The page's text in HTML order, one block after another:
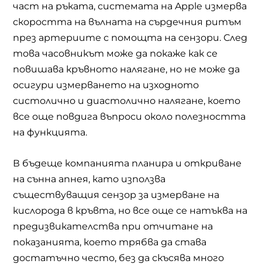
част на ръката, системата на Apple измерва
скоростта на вълната на сърдечния ритъм
през артериите с помощта на сензори. След
това часовникът може да покаже как се
повишава кръвното налягане, но не може да
осигури измерването на изходното
систолично и диастолично налягане, което
все още повдига въпроси около полезността
на функцията.
В бъдеще компанията планира и откриване
на сънна апнея, като използва
съществуващия сензор за измерване на
кислорода в кръвта, но все още се натъква на
предизвикателства при отчитане на
показанията, което трябва да става
достатъчно често, без да скъсява много